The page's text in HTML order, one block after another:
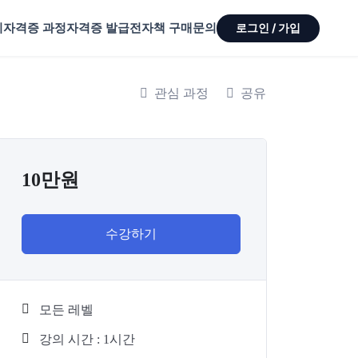
관심 과정 공유
10만원
수강하기
모든 레벨
강의 시간 : 1시간
자격증 과정자격증 발급전자책 구매문의 로그인 / 가입